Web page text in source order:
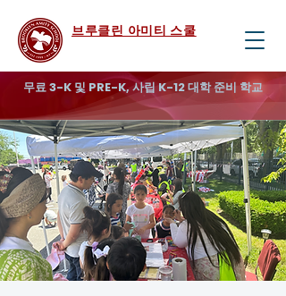
브루클린 아미티 스쿨
무료 3-K 및 PRE-K, 사립 K-12 대학 준비 학교